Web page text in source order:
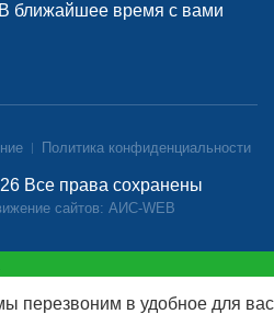
ближайшее время с вами
Политика конфиденциальности
Все права сохранены
сайтов: АИС-WEB
перезвоним в удобное для вас